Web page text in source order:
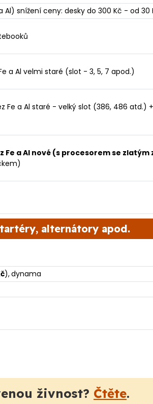
snížení ceny: desky do 300 Kč - od 30
a Al velmi staré (slot - 3, 5, 7 apod.)
Fe a Al staré - velký slot (386, 486 atd.)
Fe a Al nové (s procesorem se
alternátory apod.
),dynama
živnost? Čtěte.